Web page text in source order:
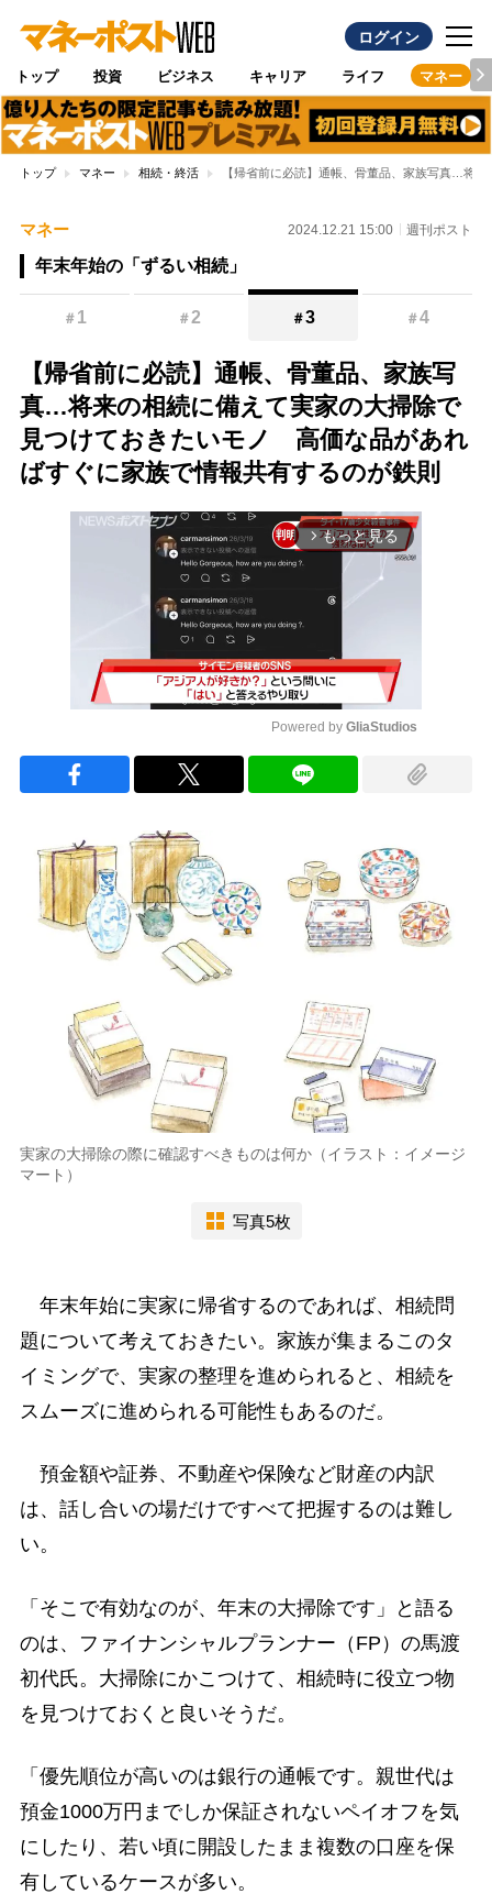
ログイン
トップ 投資 ビジネス キャリア ライフ マネー
トップ マネー 相続・終活 【帰省前に必読】通帳、骨董品、家族写真…将
マネー 2024.12.21 15:00 週刊ポスト
年末年始の「ずるい相続」
＃ 1 ＃2 ＃3 ＃4
【帰省前に必読】通帳、骨董品、家族写
真…将来の相続に備えて実家の大掃除で
見つけておきたいモノ 高価な品があれ
ばすぐに家族で情報共有するのが鉄則
arrow_forward_ios もっと見る
Powered by GliaStudios
実家の大掃除の際に確認すべきものは何か（イラスト：イメージ
マート）
写真5枚
年末年始に実家に帰省するのであれば、相続問
題について考えておきたい。家族が集まるこのタ
イミングで、実家の整理を進められると、相続を
スムーズに進められる可能性もあるのだ。
預金額や証券、不動産や保険など財産の内訳
は、話し合いの場だけですべて把握するのは難し
い。
「そこで有効なのが、年末の大掃除です」と語る
のは、ファイナンシャルプランナー（FP）の馬渡
初代氏。大掃除にかこつけて、相続時に役立つ物
を見つけておくと良いそうだ。
「優先順位が高いのは銀行の通帳です。親世代は
預金1000万円までしか保証されないペイオフを気
にしたり、若い頃に開設したまま複数の口座を保
有しているケースが多い。